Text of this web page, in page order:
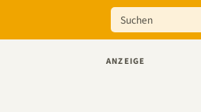
ANZEIGE